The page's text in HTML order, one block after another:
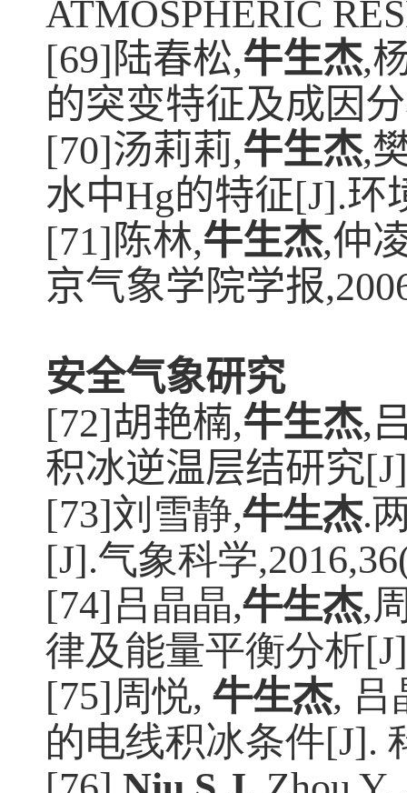
ATMOSPHERIC
[69] 陆春松,牛生杰,
的突变特征及成因
[70]汤莉莉,牛生杰,
水中Hg的特征[J].环
[71] 陈林,牛生杰,仲
京气象学院学报
安全气象研究
[72]胡艳楠,牛生杰,
积冰逆温层结研究
[73]刘雪静,牛生杰.
[J].气象科学
[74]吕晶晶,牛生杰,
律及能量平衡分析
[75]周悦, 牛生杰, 吕
的电线积冰条件[J].